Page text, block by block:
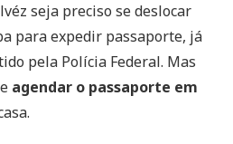
seja preciso se deslocar
para expedir passaporte, já
pela Polícia Federal. Mas
agendar o passaporte em